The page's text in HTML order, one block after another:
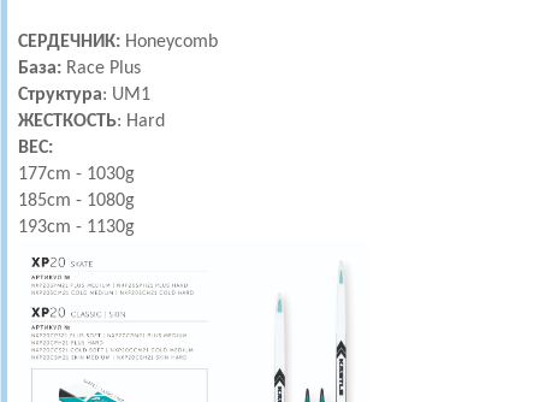
СЕРДЕЧНИК: Honeycomb
База: Race Plus
Структура: UM1
ЖЕСТКОСТЬ: Hard
ВЕС:
177cm - 1030g
185cm - 1080g
193cm - 1130g